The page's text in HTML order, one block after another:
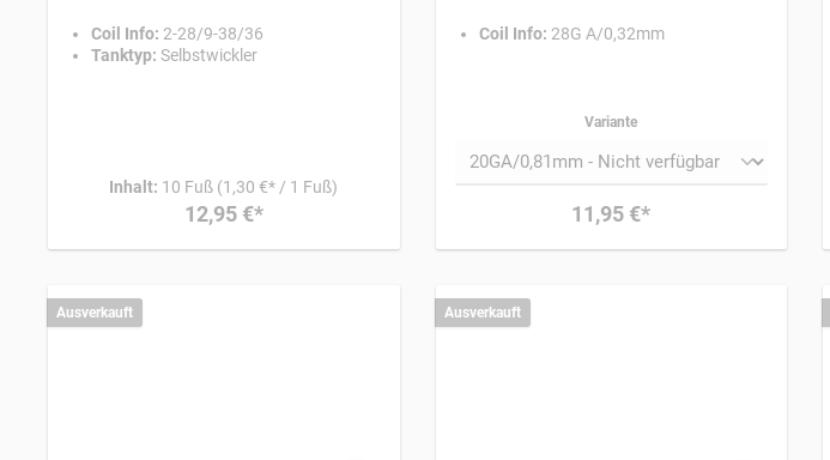
Coil Info: 2-28/9-38/36
Tanktyp: Selbstwickler
Inhalt: 10 Fuß (1,30 €* / 1 Fuß)
12,95 €*
Coil Info: 28G A/0,32mm
Variante
11,95 €*
Ausverkauft Ausverkauft